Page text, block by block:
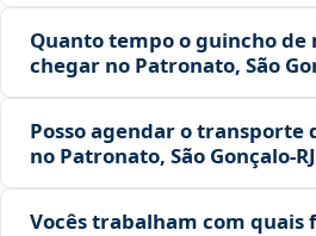
Quanto tempo o guincho de
chegar no Patronato, São
Posso agendar o transporte
no Patronato, São
Vocês trabalham com quais